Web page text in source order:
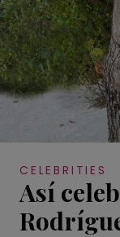
CELEBRITIES
Así